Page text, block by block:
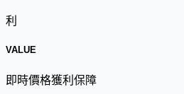
利
VALUE
即時價格獲利保障